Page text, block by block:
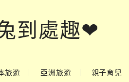
到處趣❤
旅遊 亞洲旅遊 親子育兒